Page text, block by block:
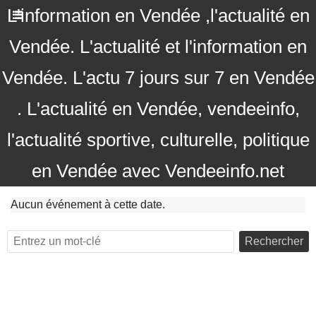
L'information en Vendée ,l'actualité en
Vendée. L'actualité et l'information en
Vendée. L'actu 7 jours sur 7 en Vendée
. L'actualité en Vendée, vendeeinfo,
l'actualité sportive, culturelle, politique
en Vendée avec Vendeeinfo.net
Aucun événement à cette date.
Rechercher